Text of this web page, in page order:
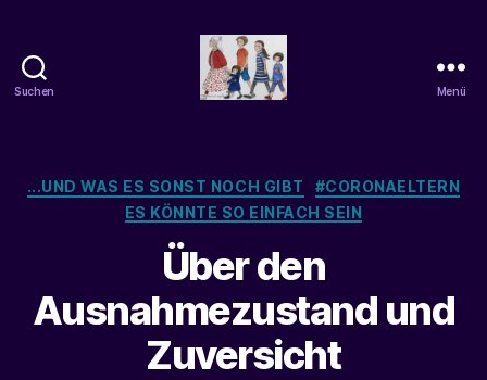
Suchen Menü
Kategorien
...UND WAS ES SONST NOCH GIBT
#CORONAELTERN
ES KÖNNTE SO EINFACH SEIN
Über den
Ausnahmezustand und
Zuversicht